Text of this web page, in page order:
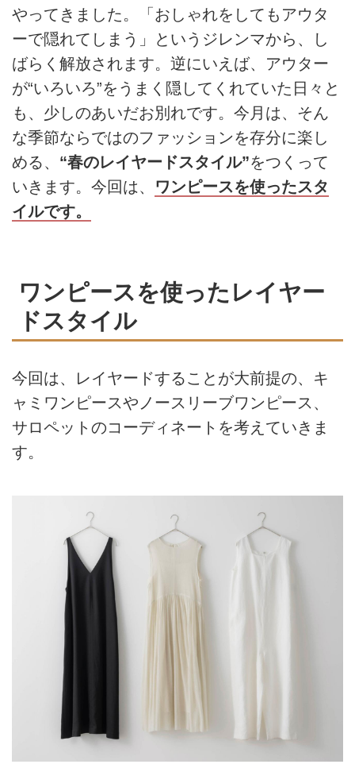
やってきました。「おしゃれをしてもアウタ
ーで隠れてしまう」というジレンマから、し
ばらく解放されます。逆にいえば、アウター
が“いろいろ”をうまく隠してくれていた日々と
も、少しのあいだお別れです。今月は、そん
な季節ならではのファッションを存分に楽し
める、 “春のレイヤードスタイル”をつくって
いきます。今回は、 ワンピースを使ったスタ
イルです。
ワンピースを使ったレイヤー
ドスタイル
今回は、レイヤードすることが大前提の、キ
ャミワンピースやノースリーブワンピース、
サロペットのコーディネートを考えていきま
す。